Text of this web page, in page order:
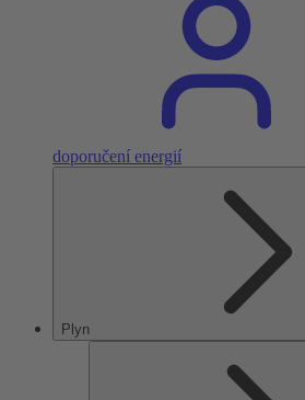
doporučení energií
Plyn